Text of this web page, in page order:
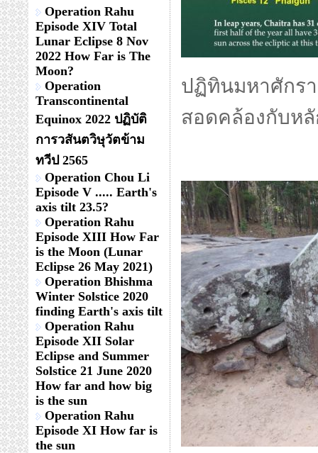
Operation Rahu
Episode XIV Total
Lunar Eclipse 8 Nov
2022 How Far is The
Moon?
Operation
Transcontinental
Equinox 2022 ปฏิบัติ
การวสันตวิษุวัตข้าม
ทวีป 2565
Operation Chou Li
Episode V ..... Earth's
axis tilt 23.5?
Operation Rahu
Episode XIII How Far
is the Moon (Lunar
Eclipse 26 May 2021)
Operation Bhishma
Winter Solstice 2020
finding Earth's axis tilt
Operation Rahu
Episode XII Solar
Eclipse and Summer
Solstice 21 June 2020
How far and how big
is the sun
Operation Rahu
Episode XI How far is
the sun
ปฏิทินมหาศักรา
สอดคล้องกับห